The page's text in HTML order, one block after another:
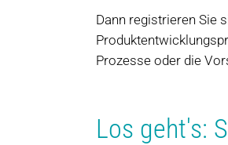
Dann registrieren Sie
Prozesse oder die
Los geht's: